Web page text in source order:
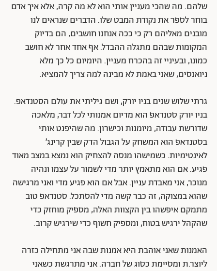
שלהם. מה שהכי מעניין אותי הוא לא מה קרה, אלא איך אדם
בוחר לספר את נקודת המבט שלו. הדברים שנראים לנו
מובנים מאליהם רק כי ככה אנחנו חושבים, הם בדיוק
המקומות שבהם מתגלה ההבדל. אף אחד אחר לא חושב
כמונו, ובעיניי זה בהכרח מעניין. היומיום כל כך מלא
ניואנסים, שאני באמת לא מבינה למה צריך להמציא.
גרתי שלוש שנים בניו יורק, ושם גיליתי את עולם הסטנדאפ.
בניו יורק סטנדאפ הוא מדיום אמנותי לכל דבר, מלאכה
שדורשת עבודה, מיומנות וכישרון. מה שהיפנט אותי
בסטנדאפ הוא המשחק על הגבול הדק שבין קרינג’
לאינטימיות. כשמישהו מנסה להצחיק הוא נמצא במצב מאוד
פגיע. אם הוא מתאמץ יותר מדי לשמור על עצמו ונהיה
מנוכר, אני מאבדת עניין. אבל אם הוא פגיע מדי ואני מרגישה
שהוא במצוקה, זה כבר קשה מדי להסתכל. סטנדאפ טוב
מתמקם איפשהו בין הקצוות האלה, מספיק מוחזק כדי
שהקהל ירגיש בטוח, ומספיק חשוף כדי שירגיש קרוב.
האמנות שאני אוהבת היא אמנות שבה אני מתחילה כזרה
ליוצר.ת ומסיימת כסוג של חברה. אני מתרגשת כשאני